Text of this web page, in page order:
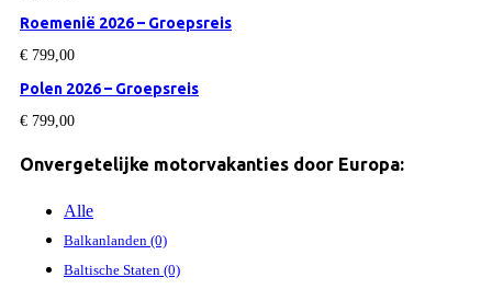
Roemenië 2026 – Groepsreis
€ 799,00
Polen 2026 – Groepsreis
€ 799,00
Onvergetelijke motorvakanties door Europa:
Alle
Balkanlanden (0)
Baltische Staten (0)